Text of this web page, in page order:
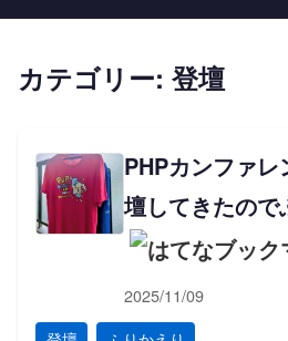
カテゴリー: 登壇
PHPカンファ
壇してきたので
2025/11/09